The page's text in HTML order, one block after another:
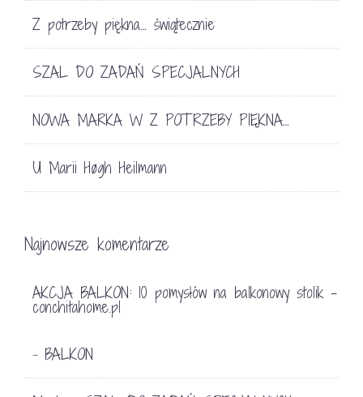
Z potrzeby piękna… świątecznie
SZAL DO ZADAŃ SPECJALNYCH
NOWA MARKA W Z POTRZEBY PIĘKNA…
U Marii Høgh Heilmann
Najnowsze komentarze
AKCJA BALKON: 10 pomysłów na balkonowy stolik -
conchitahome.pl
- BALKON